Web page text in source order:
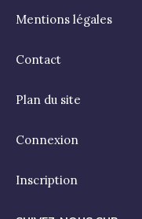
Mentions légales
Contact
Plan du site
Connexion
Inscription